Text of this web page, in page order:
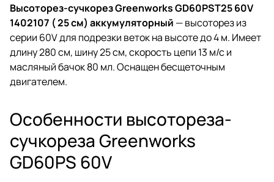
Высоторез-сучкорез Greenworks GD60PST25 60V
1402107 ( 25 см) аккумуляторный — высоторез из
серии 60V для подрезки веток на высоте до 4 м. Имеет
длину 280 см, шину 25 см, скорость цепи 13 м/с и
масляный бачок 80 мл. Оснащен бесщеточным
двигателем.
Особенности высотореза-
сучкореза Greenworks
GD60PS 60V